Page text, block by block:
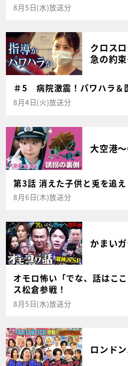
8月5日(水)放送分
クロス
急の約
＃5 病院激震！パワハラ＆
8月4日(火)放送分
大空港
第3話 消えた子供と兎を追え
8月6日(木)放送分
かまい
オモロ怖い「でな、話はこ
ス松倉参戦！
8月5日(水)放送分
ロンド